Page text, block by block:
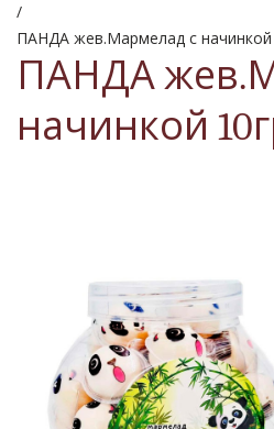
/
ПАНДА жев.Мармелад с начинкой
ПАНДА
начинкой